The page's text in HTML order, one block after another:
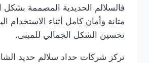
فالسلالم الحديدية المصممة بشكل
متانة وأمان كامل أثناء الاستخدام
تحسين الشكل الجمالي للمبنى.
تركز شركات حداد سلالم حديد